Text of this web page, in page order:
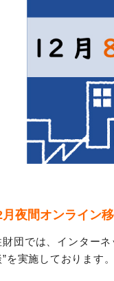
月夜間オンライン
財団では、インター
を実施しております。